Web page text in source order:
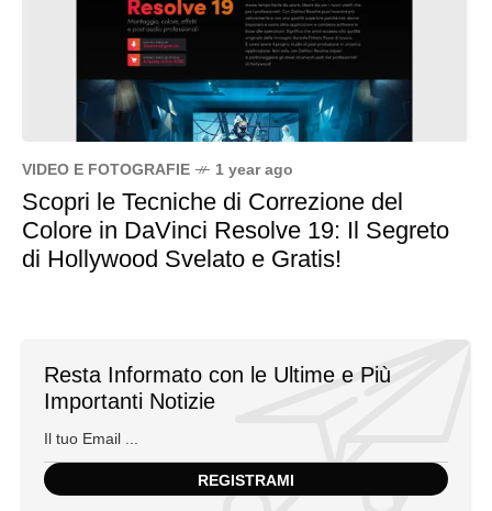
VIDEO E FOTOGRAFIE 1 year ago
Scopri le Tecniche di Correzione del
Colore in DaVinci Resolve 19: Il Segreto
di Hollywood Svelato e Gratis!
Resta Informato con le Ultime e Più
Importanti Notizie